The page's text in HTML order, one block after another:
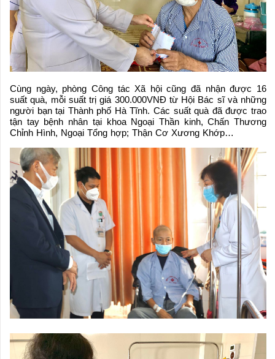
Cùng ngày, phòng Công tác Xã hội cũng đã nhận được 16
suất quà, mỗi suất trị giá 300.000VNĐ từ Hội Bác sĩ và những
người bạn tại Thành phố Hà Tĩnh. Các suất quà đã được trao
tận tay bệnh nhân tại khoa Ngoại Thần kinh, Chấn Thương
Chỉnh Hình, Ngoại Tổng hợp; Thận Cơ Xương Khớp…